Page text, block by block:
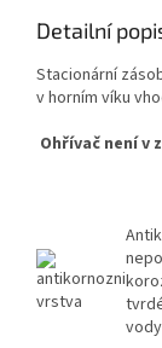
Detailní
Stacionární
v horním víku
Ohřívač není v
vody